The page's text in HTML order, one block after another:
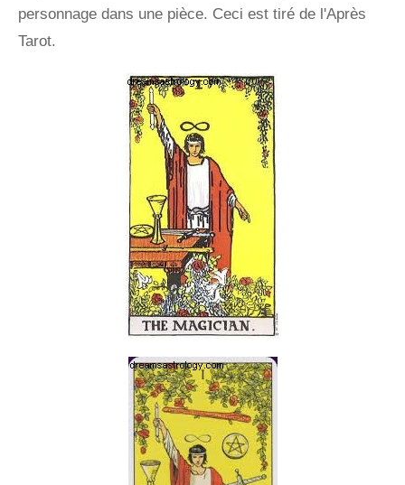
personnage dans une pièce. Ceci est tiré de l'Après
Tarot.